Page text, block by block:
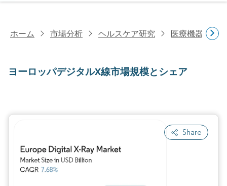
ホーム 市場分析 ヘルスケア研究 医療機器研究
ヨーロッパデジタルX線市場規模とシェア
Share